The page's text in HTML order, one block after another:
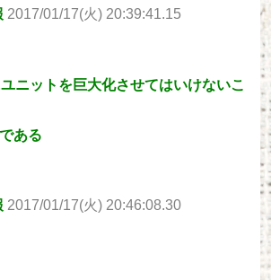
2017/01/17(火) 20:39:41.15
ニットを巨大化させてはいけないこ
ある
2017/01/17(火) 20:46:08.30